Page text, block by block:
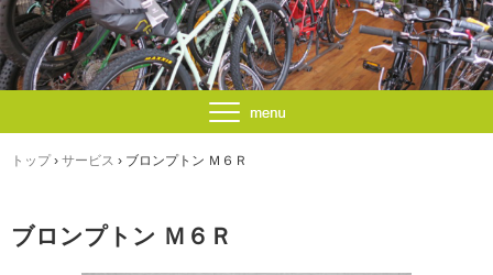
トップ › サービス › ブロンプトン Ｍ６Ｒ
ブロンプトン Ｍ６Ｒ